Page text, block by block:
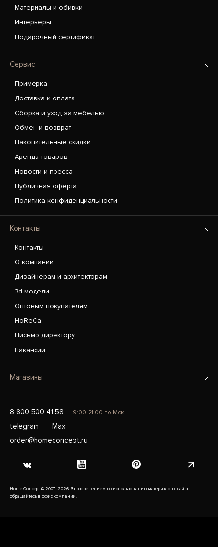
Материалы и обивки
Интерьеры
Подарочный сертификат
Сервис
Примерка
Доставка и оплата
Сборка и уход за мебелью
Обмен и возврат
Накопительные скидки
Аренда товаров
Новости и пресса
Публичная оферта
Политика конфиденциальности
Контакты
Контакты
О компании
Дизайнерам и архитекторам
3d-модели
Оптовым покупателям
HoReCa
Письмо директору
Вакансии
Магазины
8 800 500 41 58 9:00-21:00 по Мск
telegram
Max
order@homeconcept.ru
Home Concept © 2007–2026. За разрешением по использованию материалов с сайта
обращайтесь в офис компании.